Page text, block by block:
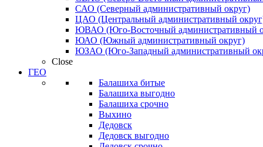
САО (Северный административный округ)
ЦАО (Центральный административный
ЮВАО (Юго-Восточный административный
ЮАО (Южный административный округ)
ЮЗАО (Юго-Западный административный
Close
ГЕО
Балашиха битые
Балашиха выгодно
Балашиха срочно
Выхино
Дедовск
Дедовск выгодно